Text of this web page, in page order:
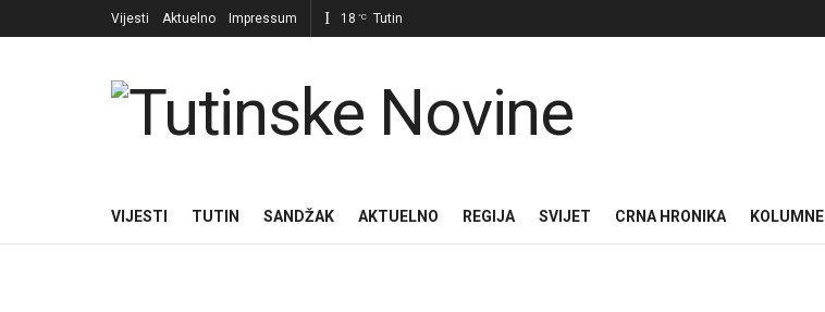
Vijesti Aktuelno Impressum 18 °C Tutin
VIJESTI TUTIN SANDŽAK AKTUELNO REGIJA SVIJET CRNA HRONIKA KOLUMNE